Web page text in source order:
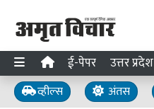
ई-पेपर उत्तर प्रदेश
व्हील्स अंतस